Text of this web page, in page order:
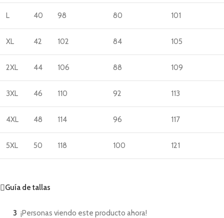
L 40 98 80 101
XL 42 102 84 105
2XL 44 106 88 109
3XL 46 110 92 113
4XL 48 114 96 117
5XL 50 118 100 121
Guía de tallas
3 ¡Personas viendo este producto ahora!